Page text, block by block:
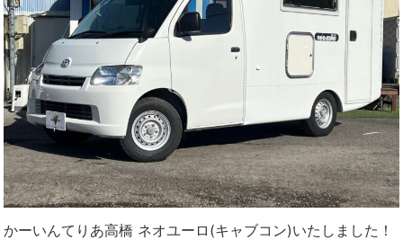
かーいんてりあ高橋 ネオユーロ(キャブコン)いたしました！